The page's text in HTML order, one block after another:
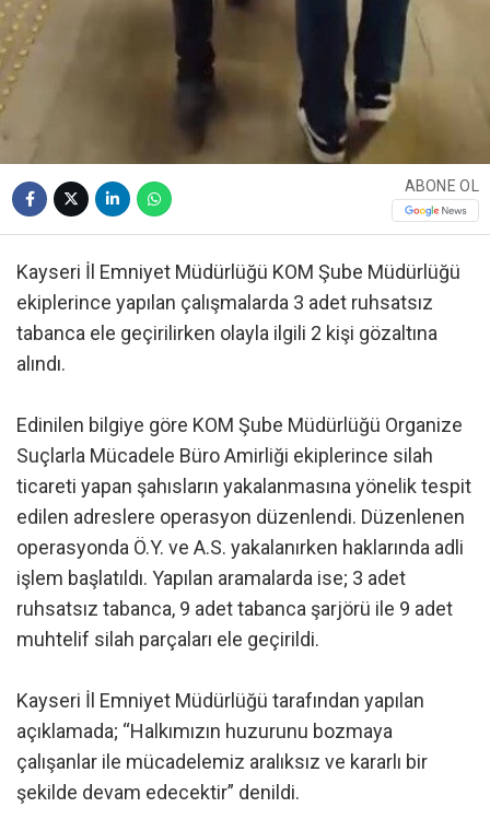
ABONE OL
Kayseri İl Emniyet Müdürlüğü KOM Şube Müdürlüğü
ekiplerince yapılan çalışmalarda 3 adet ruhsatsız
tabanca ele geçirilirken olayla ilgili 2 kişi gözaltına
alındı.
Edinilen bilgiye göre KOM Şube Müdürlüğü Organize
Suçlarla Mücadele Büro Amirliği ekiplerince silah
ticareti yapan şahısların yakalanmasına yönelik tespit
edilen adreslere operasyon düzenlendi. Düzenlenen
operasyonda Ö.Y. ve A.S. yakalanırken haklarında adli
işlem başlatıldı. Yapılan aramalarda ise; 3 adet
ruhsatsız tabanca, 9 adet tabanca şarjörü ile 9 adet
muhtelif silah parçaları ele geçirildi.
Kayseri İl Emniyet Müdürlüğü tarafından yapılan
açıklamada; “Halkımızın huzurunu bozmaya
çalışanlar ile mücadelemiz aralıksız ve kararlı bir
şekilde devam edecektir” denildi.